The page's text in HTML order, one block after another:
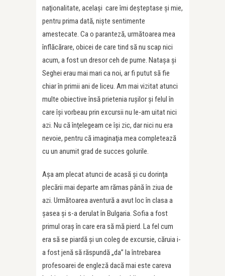
naţionalitate, acelaşi care îmi deşteptase şi mie,
pentru prima dată, nişte sentimente
amestecate. Ca o paranteză, următoarea mea
înflăcărare, obicei de care tind să nu scap nici
acum, a fost un dresor ceh de pume. Nataşa şi
Seghei erau mai mari ca noi, ar fi putut să fie
chiar în primii ani de liceu. Am mai vizitat atunci
multe obiective însă prietenia ruşilor şi felul în
care îşi vorbeau prin excursii nu le-am uitat nici
azi. Nu că înţelegeam ce îşi zic, dar nici nu era
nevoie, pentru că imaginaţia mea completează
cu un anumit grad de succes golurile.
Aşa am plecat atunci de acasă şi cu dorinţa
plecării mai departe am rămas până în ziua de
azi. Următoarea aventură a avut loc în clasa a
şasea şi s-a derulat în Bulgaria. Sofia a fost
primul oraş în care era să mă pierd. La fel cum
era să se piardă şi un coleg de excursie, căruia i-
a fost jenă să răspundă „da” la întrebarea
profesoarei de engleză dacă mai este careva